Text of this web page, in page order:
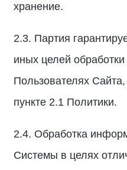
хранение.
2.3. Партия
иных целей
Пользователях
пункте 2.1 Политики.
2.4. Обработка
Системы в целях